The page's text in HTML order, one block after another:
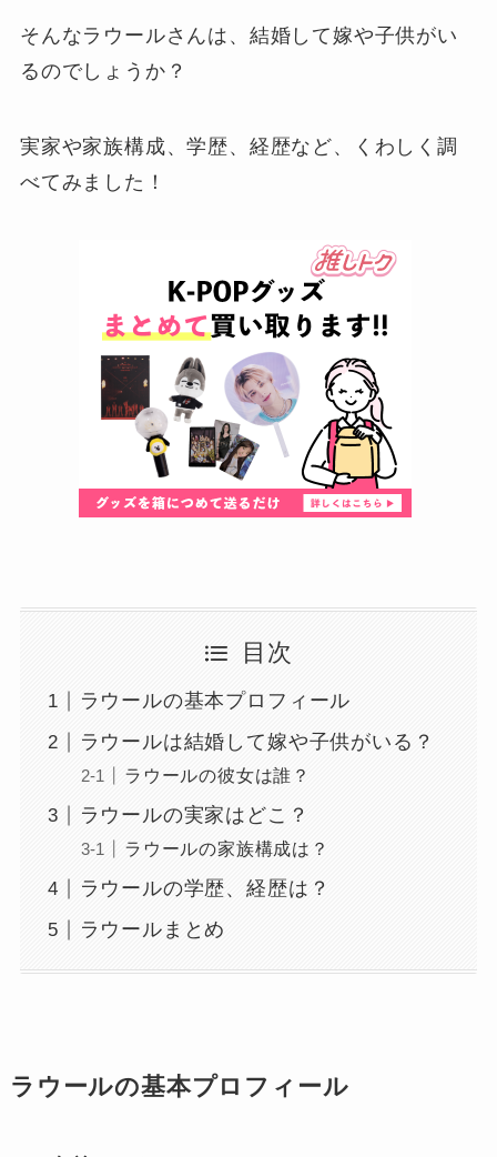
そんなラウールさんは、結婚して嫁や子供がい
るのでしょうか？
実家や家族構成、学歴、経歴など、くわしく調
べてみました！
目次
ラウールの基本プロフィール
ラウールは結婚して嫁や子供がいる？
ラウールの彼女は誰？
ラウールの実家はどこ？
ラウールの家族構成は？
ラウールの学歴、経歴は？
ラウールまとめ
ラウールの基本プロフィール